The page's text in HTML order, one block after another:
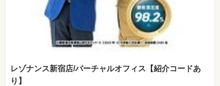
レゾナンス新宿店/バーチャルオフィス【紹介コードあ
り】